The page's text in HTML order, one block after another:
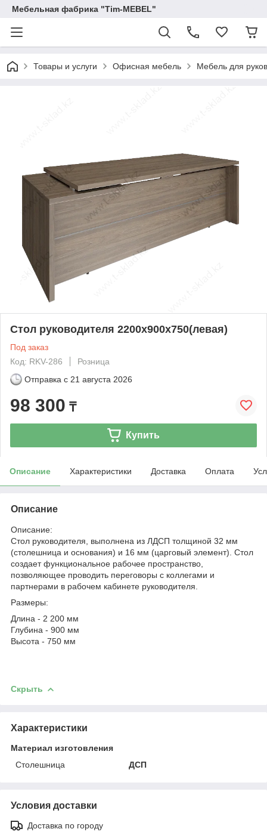
Мебельная фабрика "Tim-MEBEL"
Товары и услуги Офисная мебель Мебель для
Стол руководителя 2200х900х750(левая)
Под заказ
Код: RKV-286
Розница
Отправка с 21 августа 2026
98 300 ₸
Купить
Описание Характеристики Доставка Оплата
Описание
Описание:
Стол руководителя, выполнена из ЛДСП толщиной 32 мм
(столешница и основания) и 16 мм (царговый элемент). Стол
создает функциональное рабочее пространство,
позволяющее проводить переговоры с коллегами и
партнерами в рабочем кабинете руководителя.
Размеры:
Длина - 2 200 мм
Глубина - 900 мм
Высота - 750 мм
Скрыть
Характеристики
Материал изготовления
Столешница
ДСП
Условия доставки
Доставка по городу